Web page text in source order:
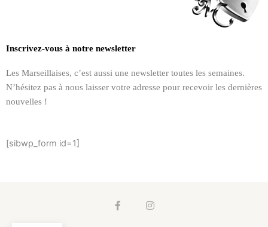
Inscrivez-vous à notre newsletter
Les Marseillaises, c’est aussi une newsletter toutes les semaines.
N’hésitez pas à nous laisser votre adresse pour recevoir les dernières
nouvelles !
[sibwp_form id=1]
F
a
I